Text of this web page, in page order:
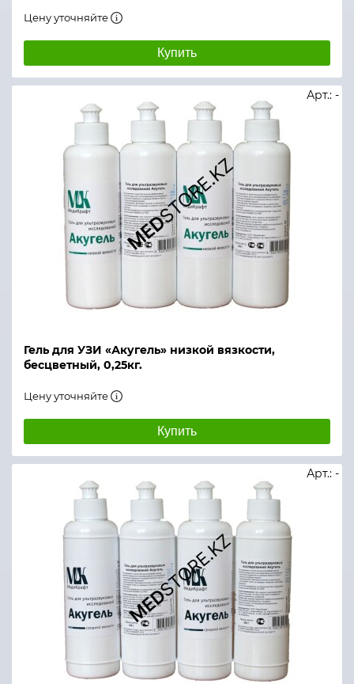
Цену уточняйте
Купить
Гель для УЗИ «Акугель» низкой вязкости,
бесцветный, 0,25кг.
Арт.: -
Цену уточняйте
Купить
Арт.: -